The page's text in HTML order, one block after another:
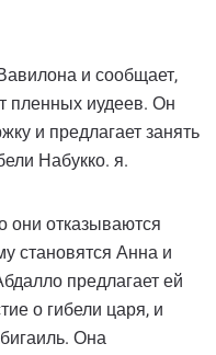
и сообщает,
пленных иудеев. Он
и предлагает занять
Набукко. я.
они отказываются
становятся Анна и
предлагает ей
о гибели царя, и
Она